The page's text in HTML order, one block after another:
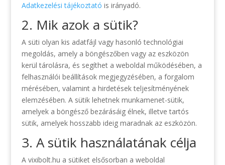
Adatkezelési tájékoztató is irányadó.
2. Mik azok a sütik?
A süti olyan kis adatfájl vagy hasonló technológiai
megoldás, amely a böngészőben vagy az eszközön
kerül tárolásra, és segíthet a weboldal működésében, a
felhasználói beállítások megjegyzésében, a forgalom
mérésében, valamint a hirdetések teljesítményének
elemzésében. A sütik lehetnek munkamenet-sütik,
amelyek a böngésző bezárásáig élnek, illetve tartós
sütik, amelyek hosszabb ideig maradnak az eszközön.
3. A sütik használatának célja
A vixibolt.hu a sütiket elsősorban a weboldal